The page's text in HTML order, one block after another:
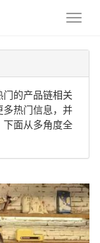
的产品链相关
多热门信息，并
下面从多角度全